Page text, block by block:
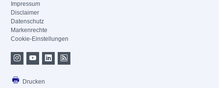
Impressum
Disclaimer
Datenschutz
Markenrechte
Cookie-Einstellungen
Drucken